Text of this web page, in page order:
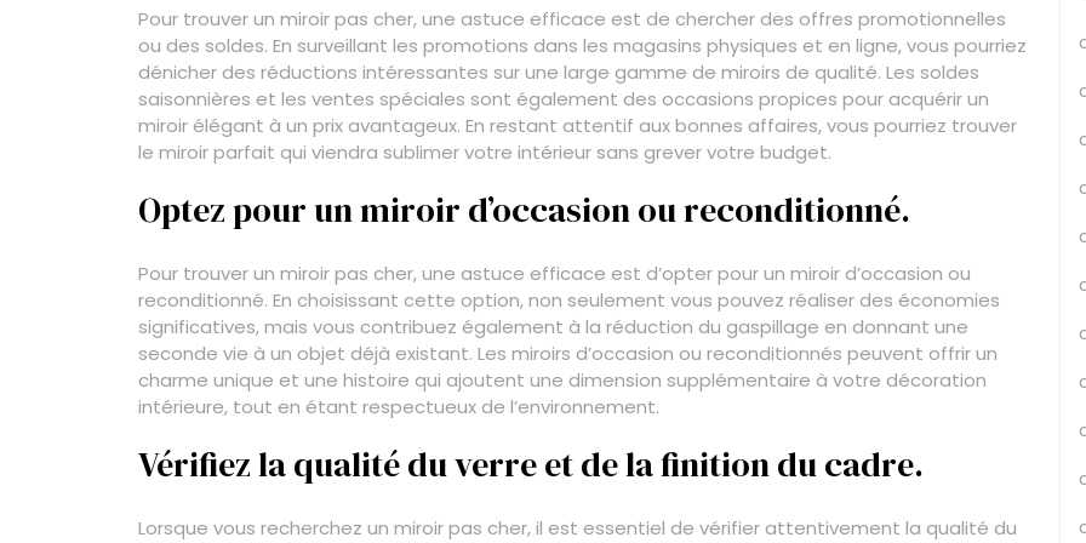
Pour trouver un miroir pas cher, une astuce efficace est de chercher des offres promotionnelles
ou des soldes. En surveillant les promotions dans les magasins physiques et en ligne, vous pourriez
dénicher des réductions intéressantes sur une large gamme de miroirs de qualité. Les soldes
saisonnières et les ventes spéciales sont également des occasions propices pour acquérir un
miroir élégant à un prix avantageux. En restant attentif aux bonnes affaires, vous pourriez trouver
le miroir parfait qui viendra sublimer votre intérieur sans grever votre budget.
Optez pour un miroir d’occasion ou reconditionné.
Pour trouver un miroir pas cher, une astuce efficace est d’opter pour un miroir d’occasion ou
reconditionné. En choisissant cette option, non seulement vous pouvez réaliser des économies
significatives, mais vous contribuez également à la réduction du gaspillage en donnant une
seconde vie à un objet déjà existant. Les miroirs d’occasion ou reconditionnés peuvent offrir un
charme unique et une histoire qui ajoutent une dimension supplémentaire à votre décoration
intérieure, tout en étant respectueux de l’environnement.
Vérifiez la qualité du verre et de la finition du cadre.
Lorsque vous recherchez un miroir pas cher, il est essentiel de vérifier attentivement la qualité du